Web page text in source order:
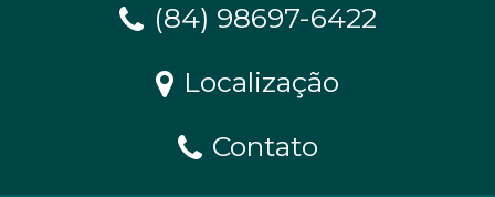
(84) 98697-6422
Localização
Contato